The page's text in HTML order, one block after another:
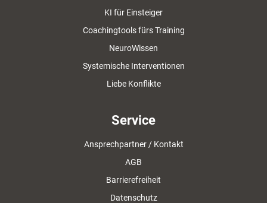
KI für Einsteiger
Coachingtools fürs Training
NeuroWissen
Systemische Interventionen
Liebe Konflikte
Service
Ansprechpartner / Kontakt
AGB
Barrierefreiheit
Datenschutz